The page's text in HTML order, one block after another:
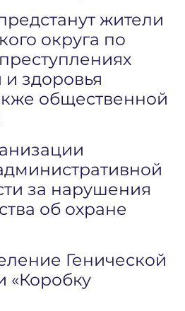
жители
округа по
здоровья
общественной
за нарушения
об охране
Генической
«Коробку